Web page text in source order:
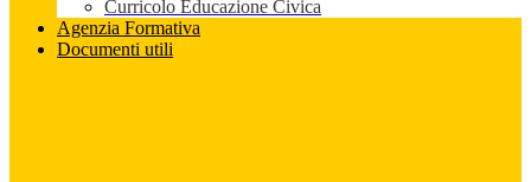
Curricolo Educazione Civica
Agenzia Formativa
Documenti utili